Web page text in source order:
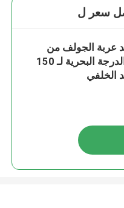
سعر ل
عربة الجولف من
الفينيل من الدرجة البحرية لـ 150
الخلفي